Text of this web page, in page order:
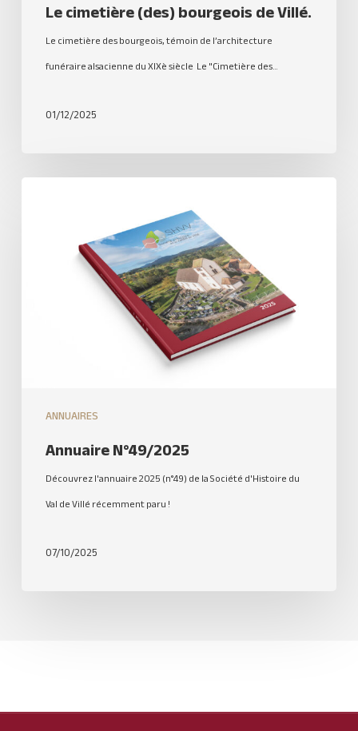
Le cimetière (des) bourgeois de Villé.
Le cimetière des bourgeois, témoin de l’architecture
funéraire alsacienne du XIXè siècle Le "Cimetière des…
01/12/2025
ANNUAIRES
Annuaire N°49/2025
Découvrez l'annuaire 2025 (n°49) de la Société d'Histoire du
Val de Villé récemment paru !
07/10/2025